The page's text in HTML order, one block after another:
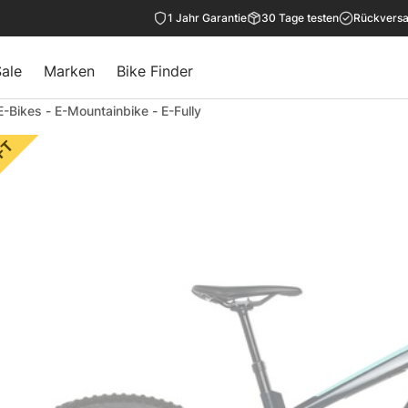
1 Jahr Garantie 30 Tage testen
Marken Bike Finder
Bikes - E-Mountainbike - E-Fully